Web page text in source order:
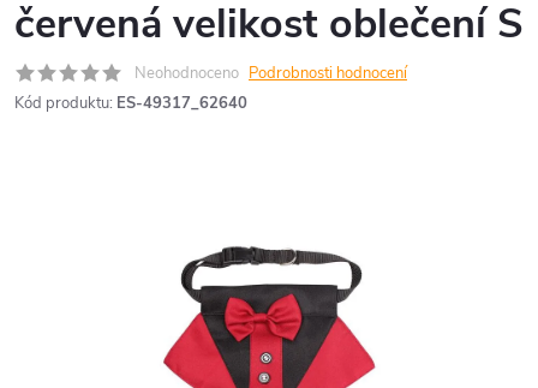
červená velikost oblečení S
Neohodnoceno Podrobnosti hodnocení
Kód produktu: ES-49317_62640